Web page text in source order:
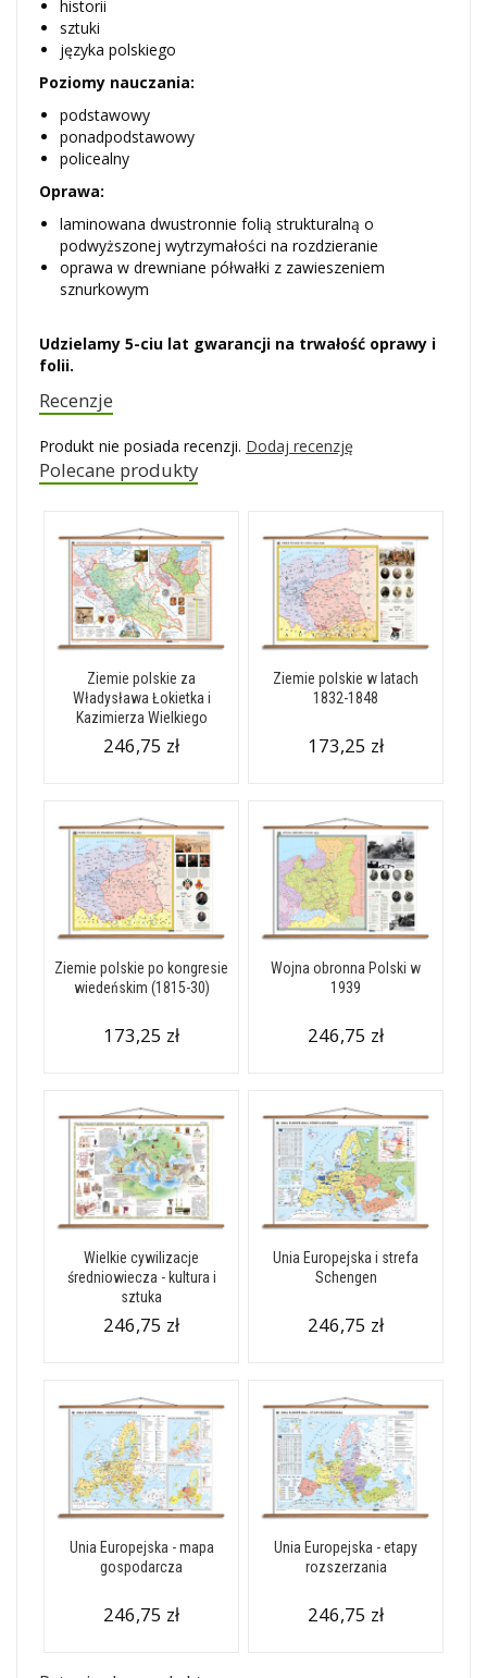
historii
sztuki
języka polskiego
Poziomy nauczania:
podstawowy
ponadpodstawowy
policealny
Oprawa:
laminowana dwustronnie folią strukturalną o
podwyższonej wytrzymałości na rozdzieranie
oprawa w drewniane półwałki z zawieszeniem
sznurkowym
Udzielamy 5-ciu lat gwarancji na trwałość oprawy i
folii.
Recenzje
Produkt nie posiada recenzji. Dodaj recenzję
Polecane produkty
Ziemie polskie za
Władysława Łokietka i
Kazimierza Wielkiego
246,75 zł
Ziemie polskie w latach
1832-1848
173,25 zł
Ziemie polskie po kongresie
wiedeńskim (1815-30)
173,25 zł
Wojna obronna Polski w
1939
246,75 zł
Wielkie cywilizacje
średniowiecza - kultura i
sztuka
246,75 zł
Unia Europejska i strefa
Schengen
246,75 zł
Unia Europejska - mapa
gospodarcza
246,75 zł
Unia Europejska - etapy
rozszerzania
246,75 zł